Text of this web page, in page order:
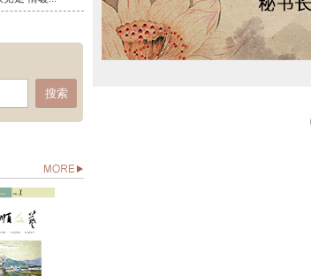
搜索